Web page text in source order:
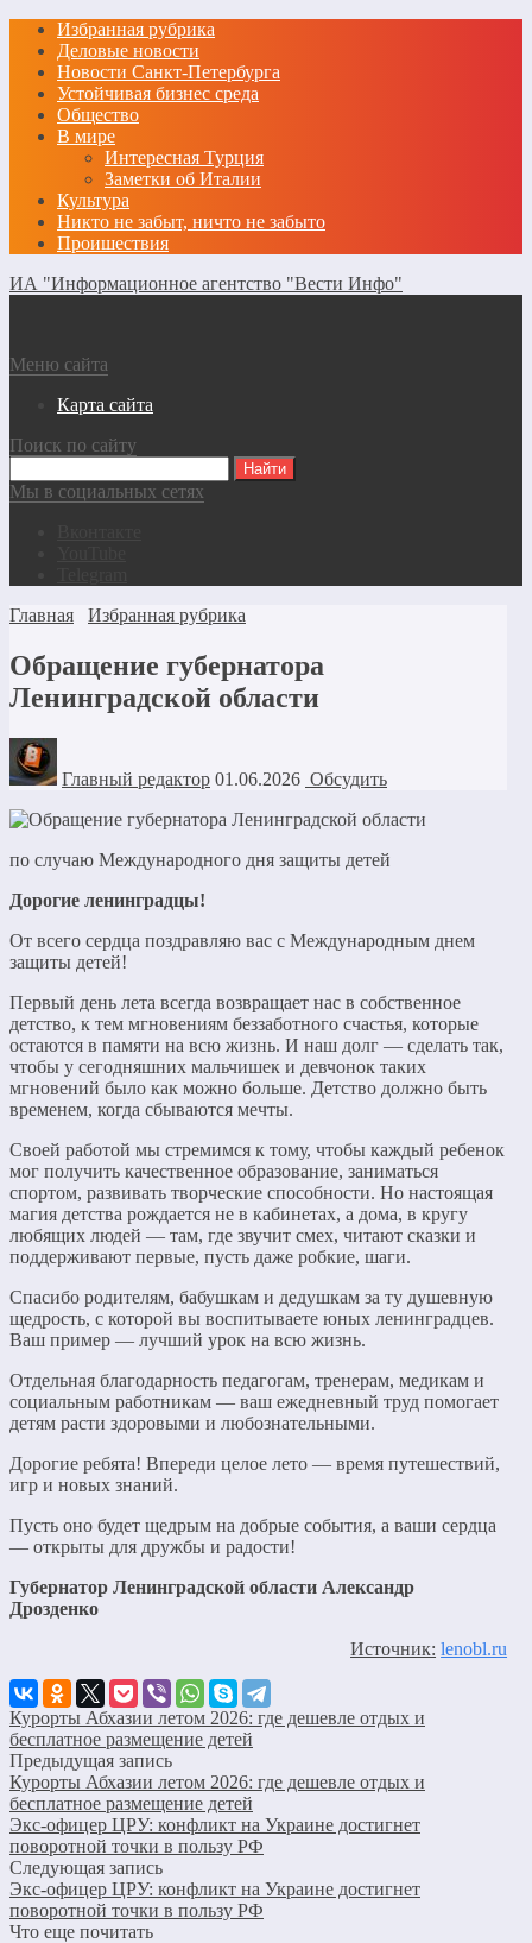
Избранная рубрика
Деловые новости
Новости Санкт-Петербурга
Устойчивая бизнес среда
Общество
В мире
Интересная Турция
Заметки об Италии
Культура
Никто не забыт, ничто не забыто
Проишествия
ИА "Информационное агентство "Вести Инфо"
Меню сайта
Карта сайта
Поиск по сайту
Мы в социальных сетях
Главная
Избранная рубрика
Обращение губернатора
Ленинградской области
Главный редактор 01.06.2026 Обсудить
по случаю Международного дня защиты детей
Дорогие ленинградцы!
От всего сердца поздравляю вас с Международным днем
защиты детей!
Первый день лета всегда возвращает нас в собственное
детство, к тем мгновениям беззаботного счастья, которые
остаются в памяти на всю жизнь. И наш долг — сделать так,
чтобы у сегодняшних мальчишек и девчонок таких
мгновений было как можно больше. Детство должно быть
временем, когда сбываются мечты.
Своей работой мы стремимся к тому, чтобы каждый ребенок
мог получить качественное образование, заниматься
спортом, развивать творческие способности. Но настоящая
магия детства рождается не в кабинетах, а дома, в кругу
любящих людей — там, где звучит смех, читают сказки и
поддерживают первые, пусть даже робкие, шаги.
Спасибо родителям, бабушкам и дедушкам за ту душевную
щедрость, с которой вы воспитываете юных ленинградцев.
Ваш пример — лучший урок на всю жизнь.
Отдельная благодарность педагогам, тренерам, медикам и
социальным работникам — ваш ежедневный труд помогает
детям расти здоровыми и любознательными.
Дорогие ребята! Впереди целое лето — время путешествий,
игр и новых знаний.
Пусть оно будет щедрым на добрые события, а ваши сердца
— открыты для дружбы и радости!
Губернатор Ленинградской области Александр
Дрозденко
Источник: lenobl.ru
Курорты Абхазии летом 2026: где дешевле отдых и
бесплатное размещение детей
Предыдущая запись
Курорты Абхазии летом 2026: где дешевле отдых и
бесплатное размещение детей
Экс-офицер ЦРУ: конфликт на Украине достигнет
поворотной точки в пользу РФ
Следующая запись
Экс-офицер ЦРУ: конфликт на Украине достигнет
поворотной точки в пользу РФ
Что еще почитать